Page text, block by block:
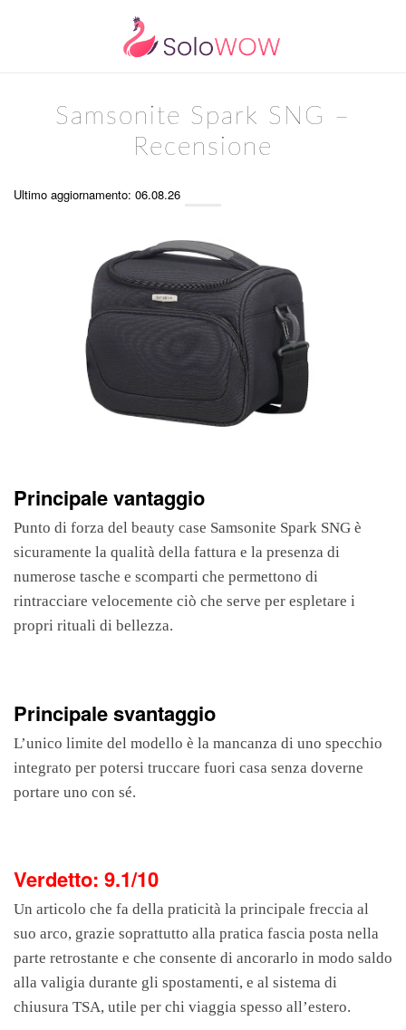
Samsonite Spark SNG –
Recensione
Ultimo aggiornamento: 06.08.26
Principale vantaggio
Punto di forza del beauty case Samsonite Spark SNG è
sicuramente la qualità della fattura e la presenza di
numerose tasche e scomparti che permettono di
rintracciare velocemente ciò che serve per espletare i
propri rituali di bellezza.
Principale svantaggio
L’unico limite del modello è la mancanza di uno specchio
integrato per potersi truccare fuori casa senza doverne
portare uno con sé.
Verdetto: 9.1/10
Un articolo che fa della praticità la principale freccia al
suo arco, grazie soprattutto alla pratica fascia posta nella
parte retrostante e che consente di ancorarlo in modo saldo
alla valigia durante gli spostamenti, e al sistema di
chiusura TSA, utile per chi viaggia spesso all’estero.